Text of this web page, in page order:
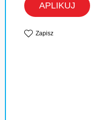
APLIKUJ
Zapisz